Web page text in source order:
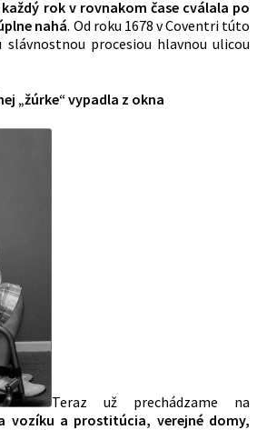
rok v rovnakom čase cválala po
nahá. Od roku 1678 v Coventri túto
slávnostnou procesiou hlavnou ulicou
„žúrke“ vypadla z okna
Teraz už prechádzame na
vozíku a prostitúcia, verejné domy,